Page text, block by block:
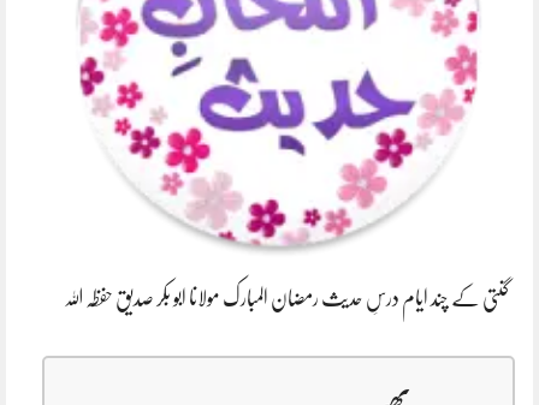
گنتی کے چند ایام درسِ حدیث رمضان المبارک مولانا ابو بکر صدیق حفظہ اللہ